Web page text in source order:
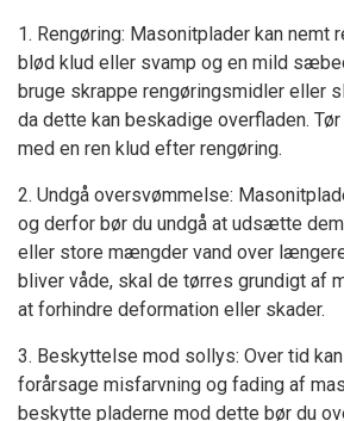
1. Rengøring: Masonitplader kan nemt
blød klud eller svamp og en mild
bruge skrappe rengøringsmidler eller
da dette kan beskadige overfladen.
med en ren klud efter rengøring.
2. Undgå oversvømmelse:
og derfor bør du undgå at udsætte
eller store mængder vand over
bliver våde, skal de tørres grundigt af
at forhindre deformation eller skader.
3. Beskyttelse mod sollys: Over tid
forårsage misfarvning og fading af
beskytte pladerne mod dette bør du